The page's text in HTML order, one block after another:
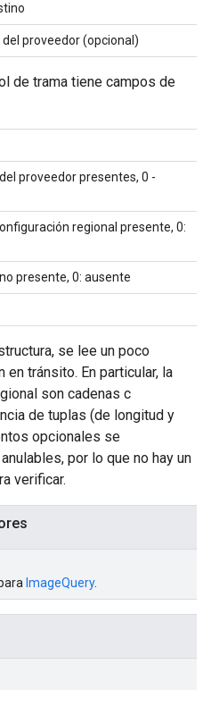
proveedor (opcional)
de trama tiene campos de
proveedor presentes, 0 -
regional presente, 0:
presente, 0: ausente
se lee un poco
tránsito. En particular, la
son cadenas c
de tuplas (de longitud y
opcionales se
por lo que no hay un
verificar.
ImageQuery.